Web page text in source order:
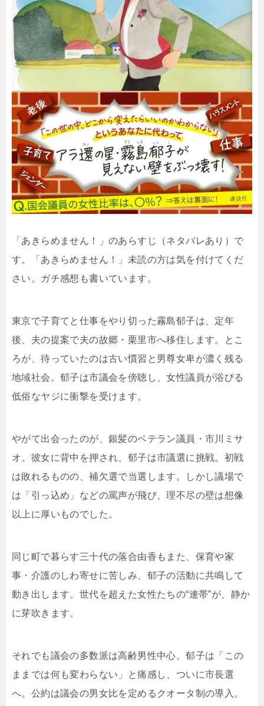
「あきらめません！」のあらすじ（ネタバレあり）で
す。「あきらめません！」未読の方は気を付けてくだ
さい。ガチ感想も書いています。
東京で子育てと仕事をやり切った霧島郁子は、定年
後、夫の提案で夫の故郷・栗里市へ移住します。とこ
ろが、待っていたのは古い慣習と男尊女卑が濃く残る
地域社会。郁子は市議会を傍聴し、女性議員が浴びる
低俗なヤジに衝撃を受けます。
やがて出会ったのが、銀髪のベテラン議員・市川ミサ
オ。彼女に背中を押され、郁子は市議選に挑戦。初戦
は敗れるものの、補欠選で当選します。しかし議場で
は「引っ込め」などの罵声が飛び、理不尽の壁は想像
以上に厚いものでした。
同じ町で暮らす三十代の落合由香もまた、保育や家
事・介護のしわ寄せに苦しみ、郁子の活動に共鳴して
動き出します。世代を超えた女性たちの“連帯”が、静か
に芽吹きます。
それでも議会の多数派は高齢男性中心。郁子は「この
ままでは何も変わらない」と痛感し、ついに市長選
へ。公約は議会の男女比を定めるクオータ制の導入。